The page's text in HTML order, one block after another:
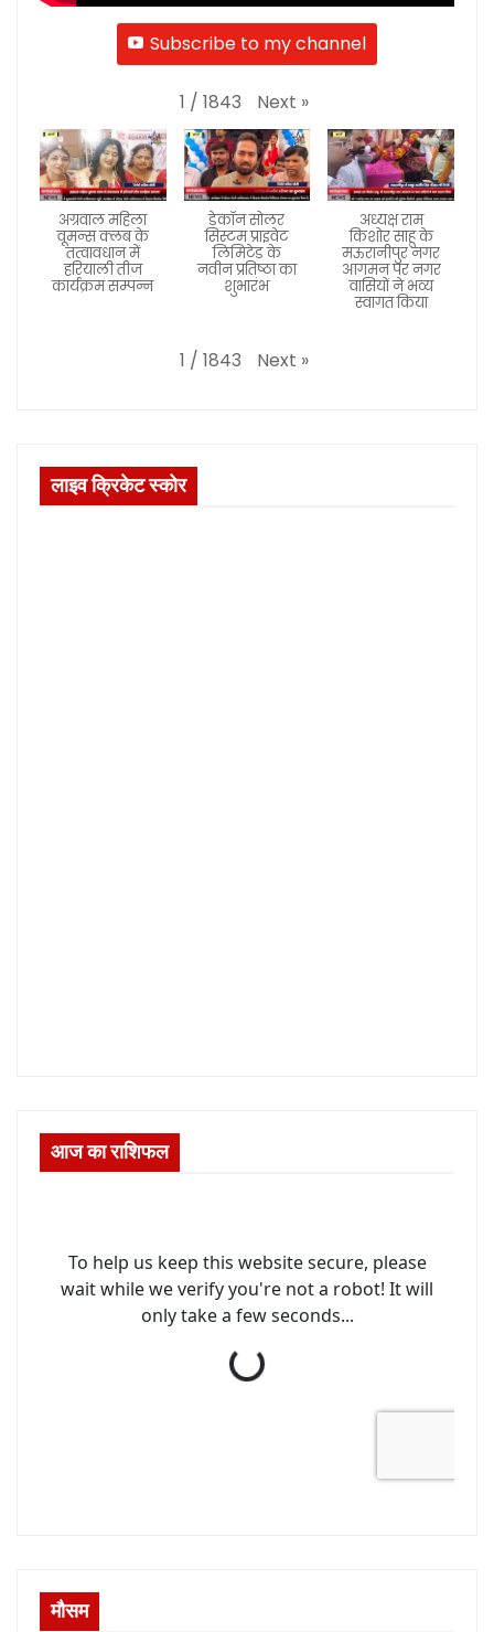
Subscribe to my channel
1 / 1843 Next »
अग्रवाल महिला
वूमन्स क्लब के
तत्वावधान में
हरियाली तीज
कार्यक्रम सम्पन्न
डेकॉन सोलर
सिस्टम प्राइवेट
लिमिटेड के
नवीन प्रतिष्ठा का
शुभारंभ
अध्यक्ष राम
किशोर साहू के
मऊरानीपुर नगर
आगमन पर नगर
वासियों ने भव्य
स्वागत किया
1 / 1843 Next »
लाइव क्रिकेट स्कोर
आज का राशिफल
मौसम